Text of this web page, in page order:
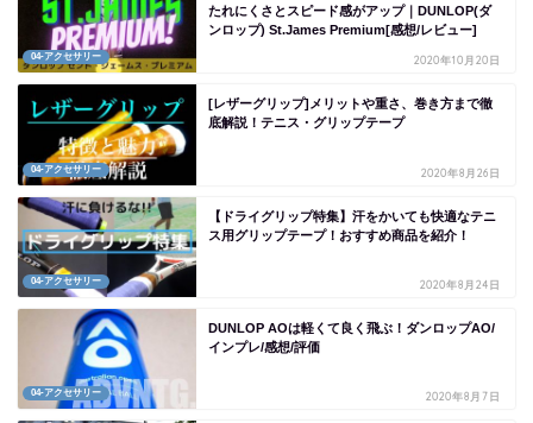
04-アクセサリー
たれにくさとスピード感がアップ｜DUNLOP(ダ
ンロップ) St.James Premium[感想/レビュー]
2020年10月20日
04-アクセサリー
[レザーグリップ]メリットや重さ、巻き方まで徹
底解説！テニス・グリップテープ
2020年8月26日
04-アクセサリー
【ドライグリップ特集】汗をかいても快適なテニ
ス用グリップテープ！おすすめ商品を紹介！
2020年8月24日
04-アクセサリー
DUNLOP AOは軽くて良く飛ぶ！ダンロップAO/
インプレ/感想/評価
2020年8月7日